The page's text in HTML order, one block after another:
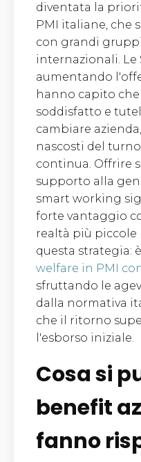
diventata la
PMI italiane, che
con grandi
internazionali. Le
aumentando
hanno capito
soddisfatto e
cambiare
nascosti del
continua. Offrire
supporto alla
smart working
forte vantaggio
realtà più
questa strategia:
welfare in PMI
sfruttando le
dalla normativa
che il ritorno
l'esborso iniziale.
Cosa si
benefit
fanno